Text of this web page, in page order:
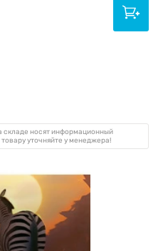
складе носят информационный
по товару уточняйте у менеджера!